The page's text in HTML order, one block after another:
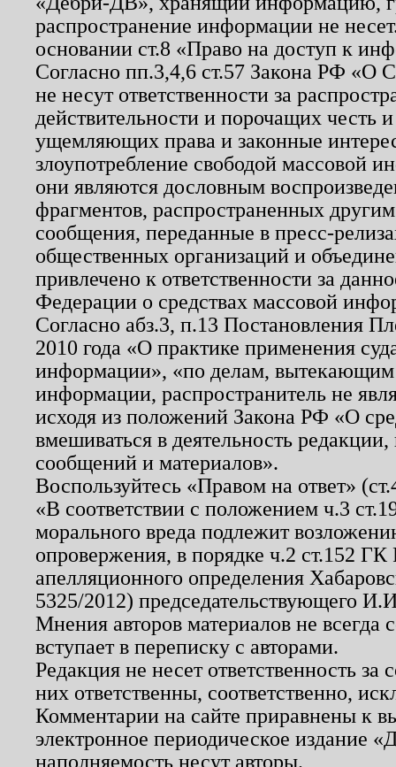
распространение информации не
основании ст.8 «Право на доступ к
Согласно пп.3,4,6 ст.57 Закона РФ «О
не несут ответственности за
действительности и порочащих честь
ущемляющих права и законные
злоупотребление свободой массовой
они являются дословным
фрагментов, распространенных
сообщения, переданные в пресс-
общественных организаций и
привлечено к ответственности за
Федерации о средствах массовой
Согласно абз.3, п.13 Постановления
2010 года «О практике применения
информации», «по делам, вытекающим
информации, распространитель не
исходя из положений Закона РФ «О
вмешиваться в деятельность
сообщений и материалов».
Воспользуйтесь «Правом на ответ»
«В соответствии с положением ч.3
морального вреда подлежит
опровержения, в порядке ч.2 ст.152
апелляционного определения
5325/2012) председательствующего
Мнения авторов материалов не
вступает в переписку с авторами.
Редакция не несет ответственность
них ответственны, соответственно,
Комментарии на сайте приравнены к
электронное периодическое издание
наполняемость несут авторы.